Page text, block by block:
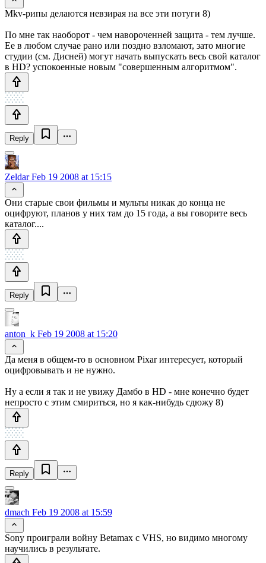
Mkv-рипы делаются невзирая на все эти потуги 8)
По мне так наоборот - чем навороченней защита - тем лучше.
Ее в любом случае рано или поздно взломают, зато многие
студии (см. Дисней) могут начать выпускать весь свой каталог
в HD? успокоенные новым "совершенным алгоритмом".
Reply
ZeldarFeb 19 2008 at 15:15
Они старые свои фильмы и мульты никак до конца не
оцифруют, планов у них там до 15 года, а вы говорите весь
каталог....
Reply
anton_k Feb 19 2008 at 15:20
Да меня в общем-то в основном Pixar интересует, который
оцифровывать и не нужно.
Ну а если я так и не увижу Дамбо в HD - мне конечно будет
непросто с этим смириться, но я как-нибудь сдюжу 8)
Reply
dmach Feb 19 2008 at 15:59
Sony проиграли войну Betamax с VHS, но видимо многому
научились в результате.